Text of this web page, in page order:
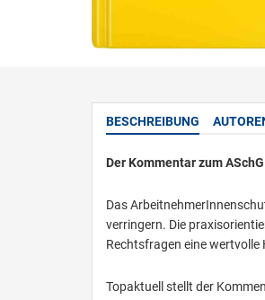
BESCHREIBUNG
Der Kommentar zum
Das
verringern. Die
Rechtsfragen eine wertvolle
Topaktuell stellt der